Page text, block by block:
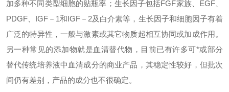
加多种不同类型细胞的贴瓶率；生长因子包括FGF家族、EGF、
PDGF、IGF－1和IGF－2及白介素等，生长因子和细胞因子有着
广泛的特异性，一般与激素或其它物质起相互协同或加成作用。
另一种常见的添加物就是血清替代物，目前已有许多可*或部分
替代传统培养液中血清成分的商业产品，其稳定性较好，但批次
间仍有差别，产品的成分也不很确定。